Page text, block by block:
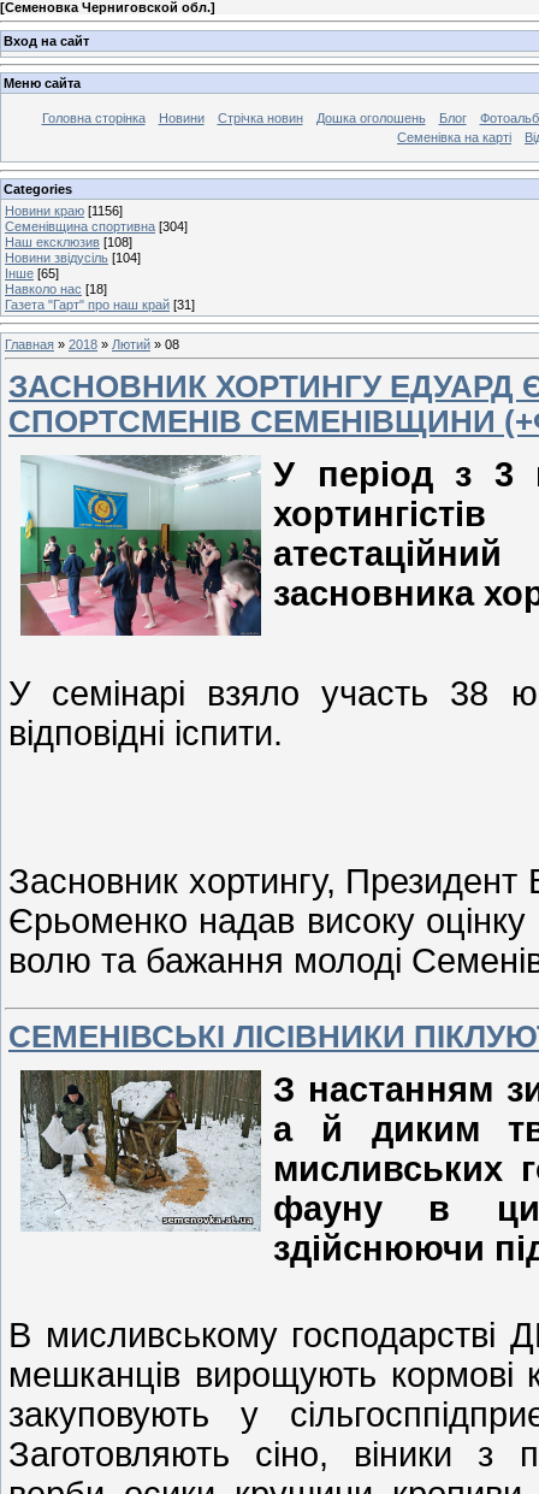
[Семеновка Черниговской обл.]
Вход на сайт
Меню сайта
Головна сторінка Новини Стрічка новин Дошка оголошень Блог
Семенівка на карті
Categories
Новини краю [1156]
Семенівщина спортивна [304]
Наш ексклюзив [108]
Новини звідусіль [104]
Інше [65]
Навколо нас [18]
Газета "Гарт" про наш край [31]
Главная » 2018 » Лютий » 08
ЗАСНОВНИК ХОРТИНГУ
СПОРТСМЕНІВ СЕМЕНІВЩИНИ
У період з 3
засновника
У семінарі взяло участь 38
відповідні іспити.
Засновник хортингу, Президент
Єрьоменко надав високу оцінку
волю та бажання молоді
СЕМЕНІВСЬКІ ЛІСІВНИКИ
З настанням
а й диким
мисливських
фауну в
здійснюючи
В мисливському господарстві
мешканців вирощують кормові
закуповують у
Заготовляють сіно, віники з